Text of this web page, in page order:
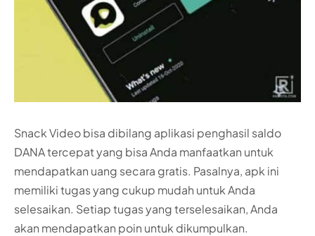
Snack Video bisa dibilang aplikasi penghasil saldo
DANA tercepat yang bisa Anda manfaatkan untuk
mendapatkan uang secara gratis. Pasalnya, apk ini
memiliki tugas yang cukup mudah untuk Anda
selesaikan. Setiap tugas yang terselesaikan, Anda
akan mendapatkan poin untuk dikumpulkan.